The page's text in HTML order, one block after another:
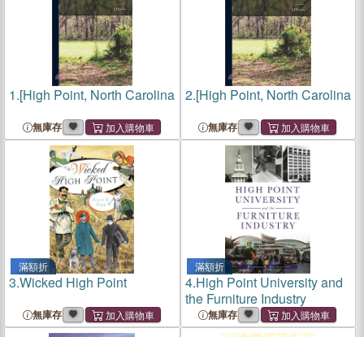
1.[High Point, North Carolina
無庫存
2.[High Point, North Carolina
無庫存
滿額折
3.Wicked High Point
無庫存
滿額折
4.High Point University and
the Furniture Industry
無庫存